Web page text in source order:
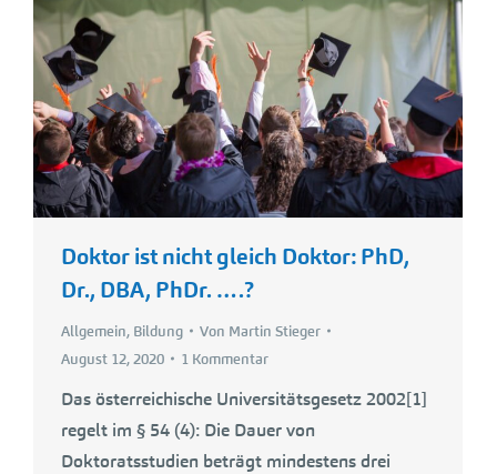
Doktor ist nicht gleich Doktor: PhD,
Dr., DBA, PhDr. ….?
Allgemein, Bildung Von Martin Stieger
August 12, 2020
1 Kommentar
Das österreichische Universitätsgesetz 2002[1]
regelt im § 54 (4): Die Dauer von
Doktoratsstudien beträgt mindestens drei